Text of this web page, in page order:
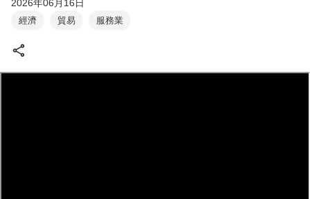
2026年06月16日
經濟 貿易 服務業